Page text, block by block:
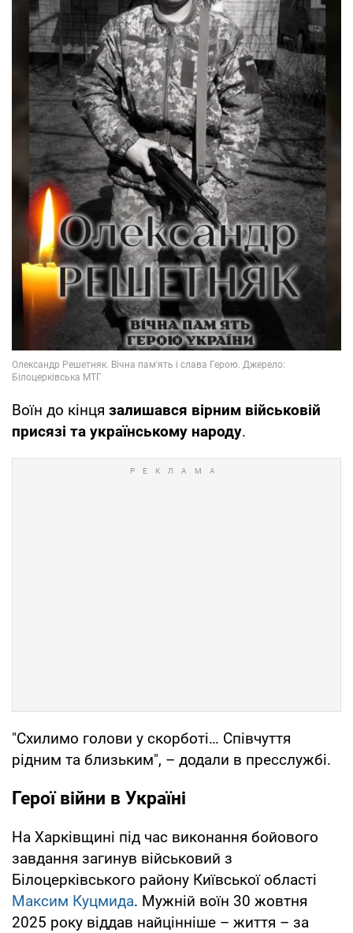
Воїн до кінця залишався вірним військовій
присязі та українському народу.
"Схилимо голови у скорботі… Співчуття
рідним та близьким", – додали в пресслужбі.
Герої війни в Україні
На Харківщині під час виконання бойового
завдання загинув військовий з
Білоцерківського району Київської області
Максим Куцмида. Мужній воїн 30 жовтня
2025 року віддав найцінніше – життя – за